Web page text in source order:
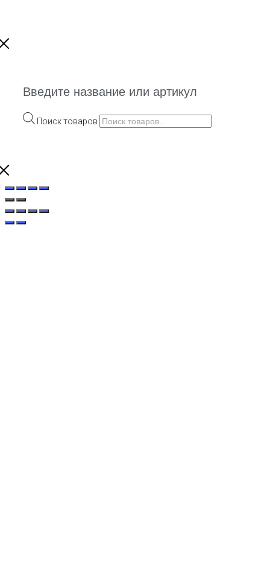
Введите название или артикул
Поиск товаров